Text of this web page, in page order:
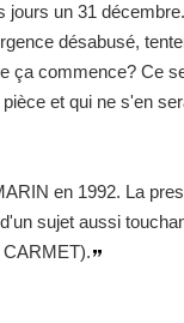
un 31
désabusé,
ça commence? Ce
et qui ne s'en
en 1992. La
sujet aussi
CARMET).